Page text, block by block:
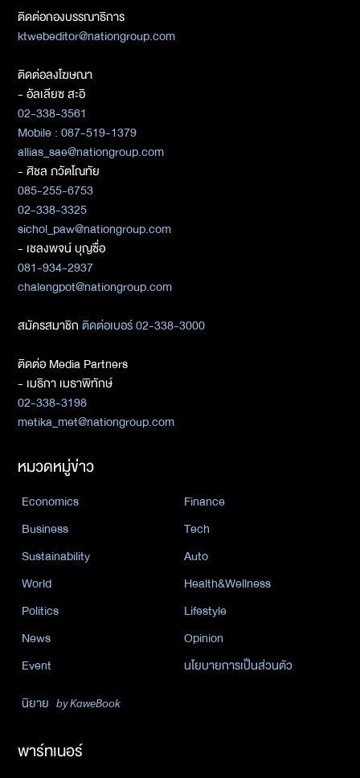
ติดต่อกองบรรณาธิการ
ktwebeditor@nationgroup.com
ติดต่อลงโฆษณา
- อัลเลียซ สะอิ
02-338-3561
Mobile : 087-519-1379
allias_sae@nationgroup.com
- ศิชล ภวัตโณทัย
085-255-6753
02-338-3325
sichol_paw@nationgroup.com
- เชลงพจน์ บุญซื่อ
081-934-2937
chalengpot@nationgroup.com
สมัครสมาชิกติดต่อเบอร์ 02-338-3000
ติดต่อ Media Partners
- เมธิกา เมธาพิทักษ์
02-338-3198
metika_met@nationgroup.com
หมวดหมู่ข่าว
Economics
Finance
Business
Tech
Sustainability
Auto
World
Health&Wellness
Politics
Lifestyle
News
Opinion
Event
นโยบายการเป็นส่วนตัว
นิยาย by KaweBook
พาร์ทเนอร์